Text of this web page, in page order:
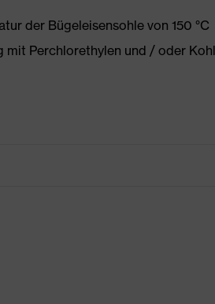
der Bügeleisensohle von 150 °C
mit Perchlorethylen und / oder